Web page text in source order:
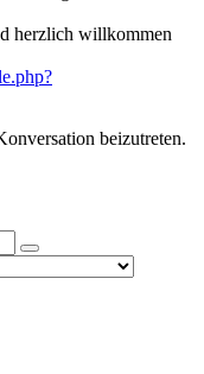
herzlich willkommen
beizutreten.